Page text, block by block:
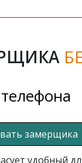
замерщика
удобный